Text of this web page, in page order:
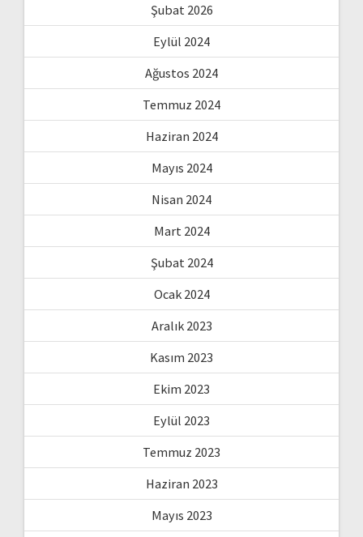
Şubat 2026
Eylül 2024
Ağustos 2024
Temmuz 2024
Haziran 2024
Mayıs 2024
Nisan 2024
Mart 2024
Şubat 2024
Ocak 2024
Aralık 2023
Kasım 2023
Ekim 2023
Eylül 2023
Temmuz 2023
Haziran 2023
Mayıs 2023